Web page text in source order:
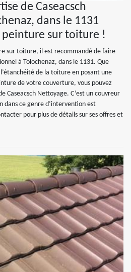
de Caseacsch
dans le 1131
peinture sur toiture !
sur toiture, il est recommandé de faire
à Tolochenaz, dans le 1131. Que
de la toiture en posant une
de votre couverture, vous pouvez
Caseacsch Nettoyage. C’est un couvreur
dans ce genre d’intervention est
pour plus de détails sur ses offres et